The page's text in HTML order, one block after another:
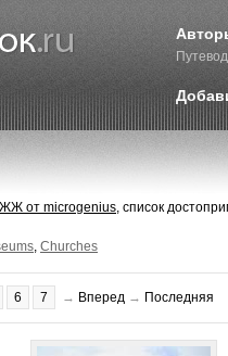
ЖЖ от microgenius, список
, Churches
6 7 → Вперед → Последняя